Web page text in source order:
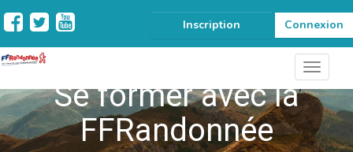
Inscription Connexion
Se former avec la
FFRandonnée